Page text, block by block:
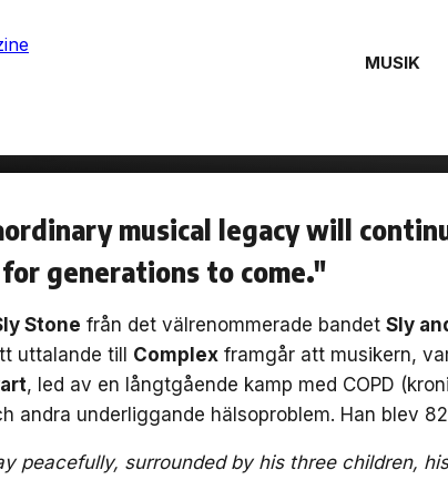
MUSIK
juni, 2025
Sly Stone har gått
musical legacy will
generations to come."
Stone från det välrenommerade bandet Sly
uttalande till Complex framgår att musikern,
, led av en långtgående kamp med COPD
andra underliggande hälsoproblem. Han blev
peacefully, surrounded by his three children,